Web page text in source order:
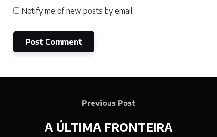
Notify me of new posts by email.
Previous Post
A ÚLTIMA FRONTEIRA